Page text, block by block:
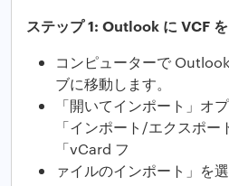
ステップ 1: Outlook に VCF
コンピューターで
ブに移動します。
「開いてインポート」オ
「インポート/エクスポー
「vCard フ
ァイルのインポート」を選